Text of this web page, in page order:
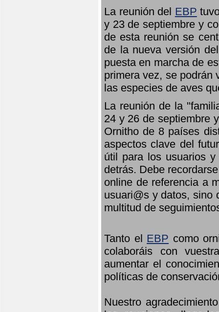
La reunión del EBP
y 23 de septiembre y
de esta reunión se
de la nueva versión
puesta en marcha de
primera vez, se podrán
las especies de aves
La reunión de la
24 y 26 de septiembre
Ornitho de 8 países
aspectos clave del
útil para los usuarios
detrás. Debe
online de referencia a
usuari@s y datos, sino
multitud de
Tanto el EBP como
colaboráis con
aumentar el
políticas de
Nuestro